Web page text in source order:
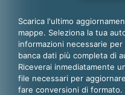
Italiano
English
Español
Scarica l'ultimo
mappe. Seleziona la tua
informazioni necessarie
banca dati più completa di
Riceverai inmediatamente
file necessari per
fare conversioni di formato.